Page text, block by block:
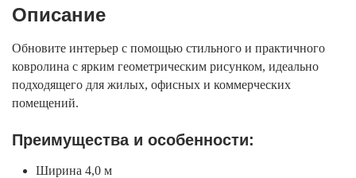
Описание
Обновите интерьер с помощью стильного и практичного
ковролина с ярким геометрическим рисунком, идеально
подходящего для жилых, офисных и коммерческих
помещений.
Преимущества и особенности:
Ширина 4,0 м